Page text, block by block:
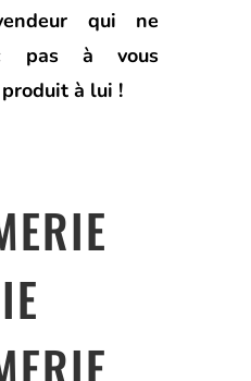
qui ne
pas à vous
à lui !